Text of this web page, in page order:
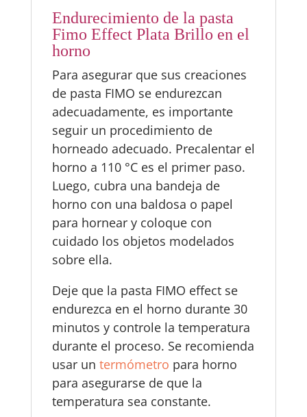
Endurecimiento de la pasta
Fimo Effect Plata Brillo en el
horno
Para asegurar que sus creaciones
de pasta FIMO se endurezcan
adecuadamente, es importante
seguir un procedimiento de
horneado adecuado. Precalentar el
horno a 110 °C es el primer paso.
Luego, cubra una bandeja de
horno con una baldosa o papel
para hornear y coloque con
cuidado los objetos modelados
sobre ella.
Deje que la pasta FIMO effect se
endurezca en el horno durante 30
minutos y controle la temperatura
durante el proceso. Se recomienda
usar un termómetro para horno
para asegurarse de que la
temperatura sea constante.